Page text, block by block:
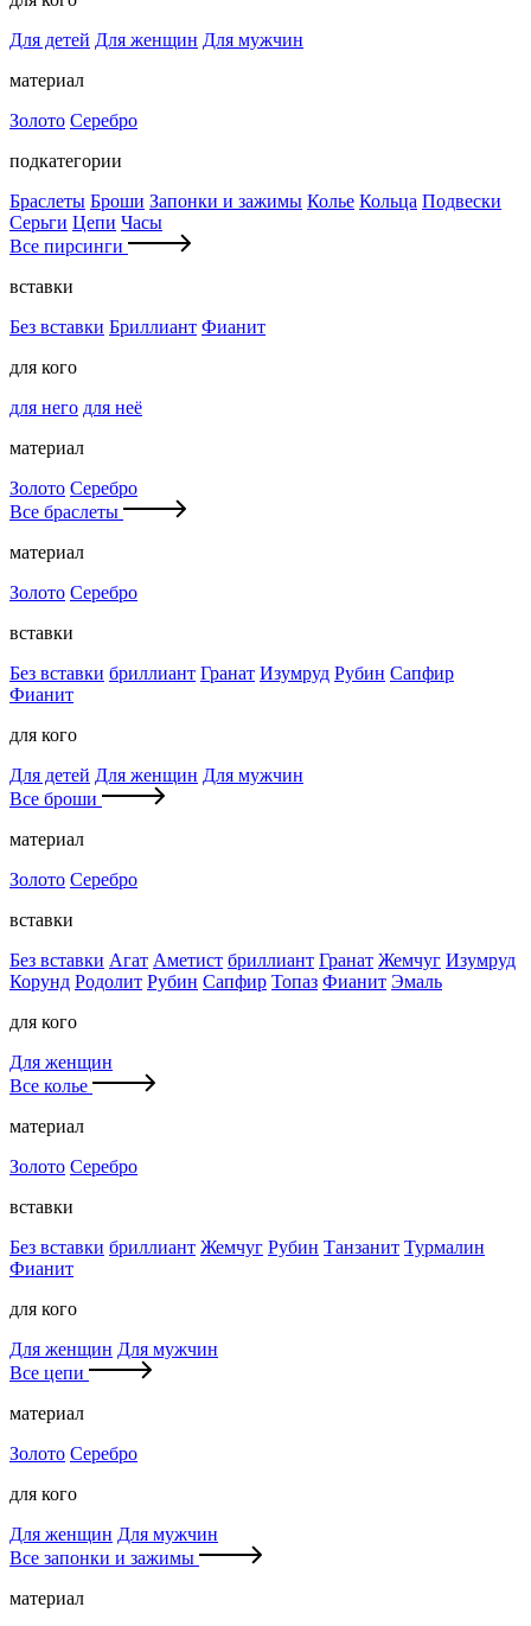
Для детей Для женщин Для мужчин
материал
Золото Серебро
подкатегории
Браслеты Броши Запонки и зажимы Колье Кольца Подвески
Серьги Цепи Часы
Все пирсинги
вставки
Без вставки Бриллиант Фианит
для кого
для него для неё
материал
Золото Серебро
Все браслеты
материал
Золото Серебро
вставки
Без вставки бриллиант Гранат Изумруд Рубин Сапфир
Фианит
для кого
Для детей Для женщин Для мужчин
Все броши
материал
Золото Серебро
вставки
Без вставки Агат Аметист бриллиант Гранат Жемчуг Изумруд
Корунд Родолит Рубин Сапфир Топаз Фианит Эмаль
для кого
Для женщин
Все колье
материал
Золото Серебро
вставки
Без вставки бриллиант Жемчуг Рубин Танзанит Турмалин
Фианит
для кого
Для женщин Для мужчин
Все цепи
материал
Золото Серебро
для кого
Для женщин Для мужчин
Все запонки и зажимы
материал